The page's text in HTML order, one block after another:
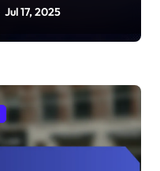
Jul 17, 2025